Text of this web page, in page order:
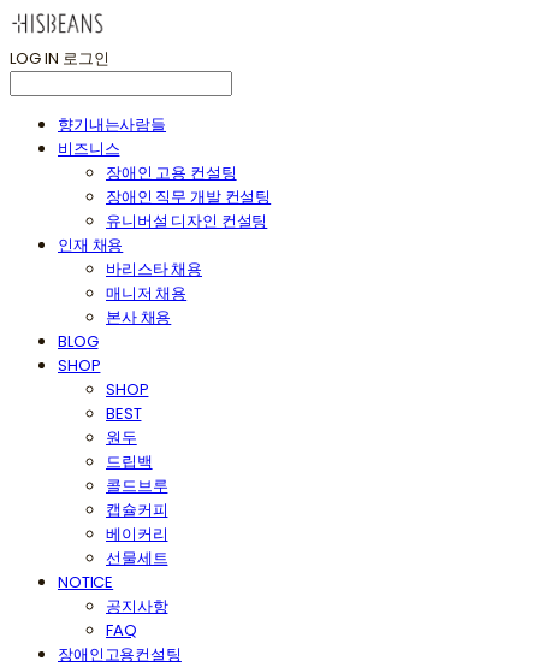
LOG IN 로그인
향기내는사람들
비즈니스
장애인 고용 컨설팅
장애인 직무 개발 컨설팅
유니버설 디자인 컨설팅
인재 채용
바리스타 채용
매니저 채용
본사 채용
BLOG
SHOP
SHOP
BEST
원두
드립백
콜드브루
캡슐커피
베이커리
선물세트
NOTICE
공지사항
FAQ
장애인고용컨설팅